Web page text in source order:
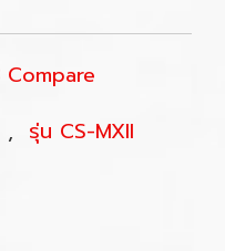
Compare
, รุ่น CS-MXII